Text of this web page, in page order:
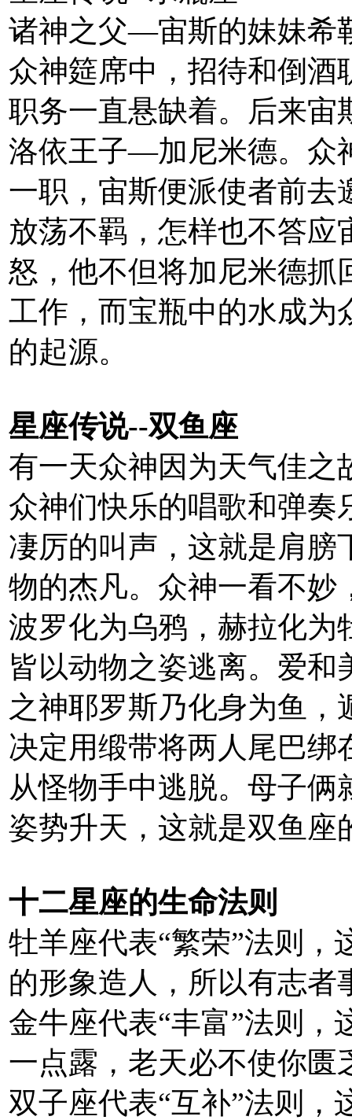
诸神之父—宙斯的妹妹希
众神筵席中，招待和倒酒
职务一直悬缺着。后来宙
洛依王子—加尼米德。众
一职，宙斯便派使者前去
放荡不羁，怎样也不答应
怒，他不但将加尼米德抓
工作，而宝瓶中的水成为
的起源。
星座传说--双鱼座
有一天众神因为天气佳之
众神们快乐的唱歌和弹奏
凄厉的叫声，这就是肩膀
物的杰凡。众神一看不妙
波罗化为乌鸦，赫拉化为
皆以动物之姿逃离。爱
之神耶罗斯乃化身为鱼
决定用缎带将两人尾巴绑
从怪物手中逃脱。母子
姿势升天，这就是双鱼座
十二星座的生命法则
牡羊座代表“繁荣”法则，
的形象造人，所以有志者
金牛座代表“丰富”法则，
一点露，老天必不使你匮
双子座代表“互补”法则，